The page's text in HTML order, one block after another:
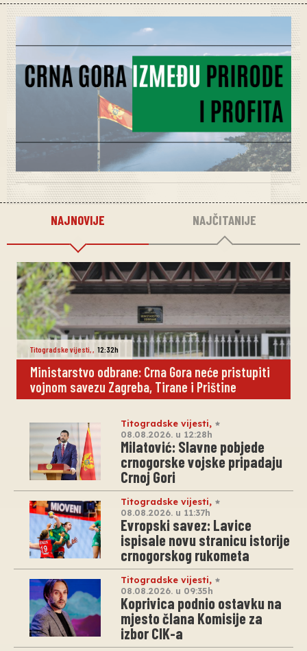
NAJNOVIJE NAJČITANIJE
Titogradske vijesti,, 12:32h
Ministarstvo odbrane: Crna Gora neće pristupiti
vojnom savezu Zagreba, Tirane i Prištine
Titogradske vijesti,
08.08.2026. u 12:28h
Milatović: Slavne pobjede
crnogorske vojske pripadaju
Crnoj Gori
Titogradske vijesti,
08.08.2026. u 11:37h
Evropski savez: Lavice
ispisale novu stranicu istorije
crnogorskog rukometa
Titogradske vijesti,
08.08.2026. u 09:35h
Koprivica podnio ostavku na
mjesto člana Komisije za
izbor CIK-a